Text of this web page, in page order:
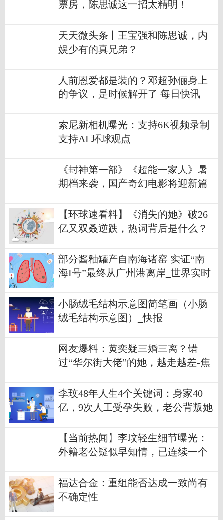
票房，陈思诚这一招太精明！
天天微头条丨王宝强和陈思诚，内
娱少有的真兄弟？
人前恩爱都是装的？邓超孙俪身上
的争议，是时候解开了 每日快讯
索尼新相机曝光：支持6K视频录制
支持AI 环球观点
《封神第一部》《超能一家人》暑
期档来袭，国产奇幻电影将迎新篇
【环球速看料】《消失的她》破26
亿又双叒逆跌，热词背后是什么？
部分酱釉罐产自南海诸窑 实证“南
海I号”最终从广州港离岸_世界实时
小肠绒毛结构示意图简笔画（小肠
绒毛结构示意图）_快报
网友爆料：黄奕疑三婚三离？错
过“华尔街大佬”的她，越走越差-焦
李玟48年人生4个关键词：身家40
亿，9次人工受孕失败，老公背叛她
【当前热闻】李玟轻生细节曝光：
外籍老公疑似早知情，已连续一个
福达合金：重组能否达成一致尚有
不确定性